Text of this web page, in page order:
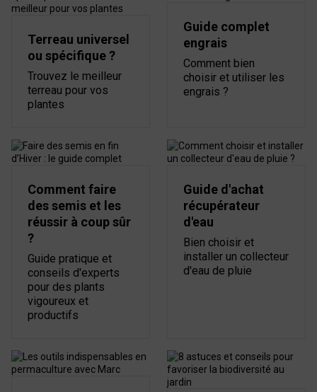
Terreau universel
ou spécifique ?
Trouvez le meilleur
terreau pour vos
plantes
Guide complet
engrais
Comment bien
choisir et utiliser les
engrais ?
Comment faire
des semis et les
réussir à coup sûr
?
Guide pratique et
conseils d'experts
pour des plants
vigoureux et
productifs
Guide d'achat
récupérateur
d'eau
Bien choisir et
installer un collecteur
d'eau de pluie